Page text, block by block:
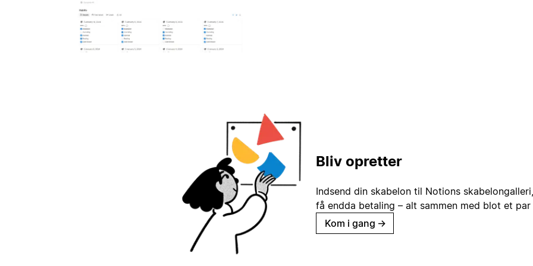
Bliv opretter
Indsend din skabelon til Notions
få endda betaling – alt sammen med blot et
Kom i gang →